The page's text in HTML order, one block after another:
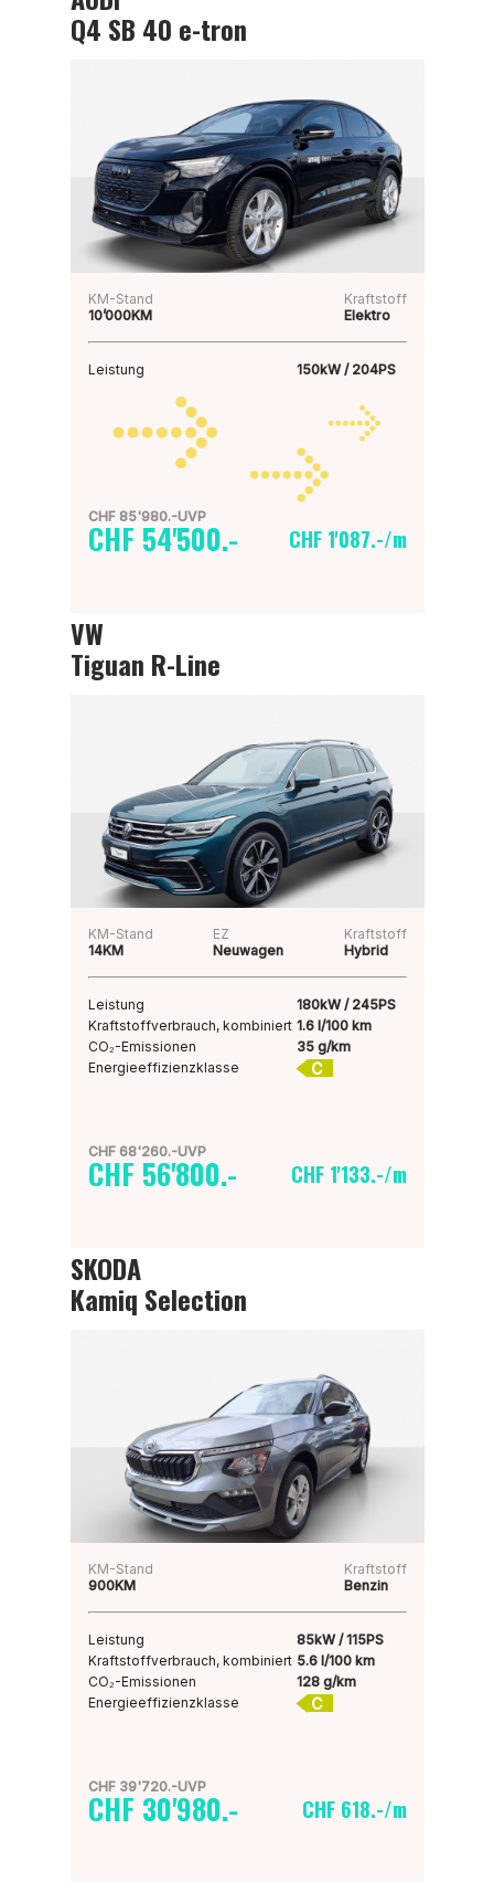
Q4 SB 40 e-tron
KM-Stand
10’000KM
Kraftstoff
Elektro
Leistung 150kW / 204PS
CHF 85'980.-UVP
CHF 54'500.- CHF 1'087.-/m
VW
Tiguan R-Line
KM-Stand
14KM
EZ
Neuwagen
Kraftstoff
Hybrid
Leistung
180kW / 245PS
Kraftstoffverbrauch, kombiniert 1.6 l/100 km
CO₂-Emissionen
35 g/km
Energieeffizienzklasse
C
CHF 68'260.-UVP
CHF 56'800.- CHF 1'133.-/m
SKODA
Kamiq Selection
KM-Stand
900KM
Kraftstoff
Benzin
Leistung
85kW / 115PS
Kraftstoffverbrauch, kombiniert 5.6 l/100 km
CO₂-Emissionen
128 g/km
Energieeffizienzklasse
C
CHF 39'720.-UVP
CHF 30'980.- CHF 618.-/m